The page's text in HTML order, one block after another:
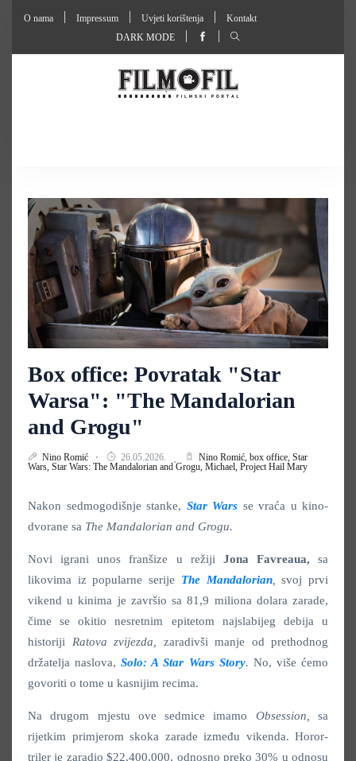
O nama Impressum Uvjeti korištenja
Kontakt
DARK MODE
Box office: Povratak "Star
Warsa": "The Mandalorian
and Grogu"
Nino Romić 26.05.2026. Nino Romić, box office, Star
Wars, Star Wars: The Mandalorian and Grogu, Michael, Project Hail Mary
Nakon sedmogodišnje stanke, Star Wars se vraća u kino-
dvorane sa The Mandalorian and Grogu.
Novi igrani unos franšize u režiji Jona Favreaua, sa
likovima iz popularne serije The Mandalorian,svoj prvi
vikend u kinima je završio sa 81,9 miliona dolara zarade,
čime se okitio nesretnim epitetom najslabijeg debija u
historiji Ratova zvijezda, zaradivši manje od prethodnog
držatelja naslova,Solo: A Star Wars Story. No, više ćemo
govoriti o tome u kasnijim recima.
Na drugom mjestu ove sedmice imamo Obsession,sa
rijetkim primjerom skoka zarade između vikenda. Horor-
triler je zaradio$22,400,000, odnosno preko 30% u odnosu